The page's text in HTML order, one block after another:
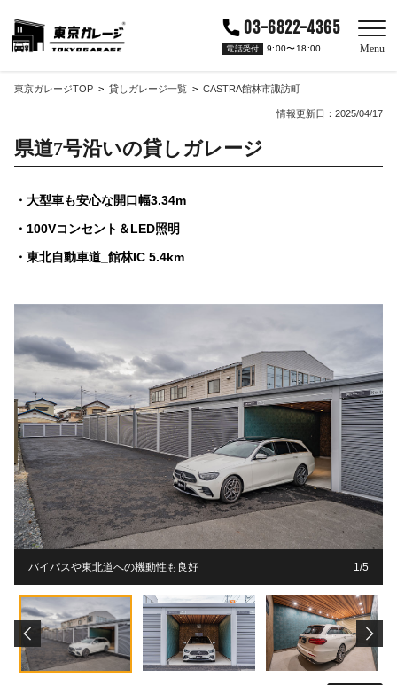
03-6822-4365
電話受付 9:00〜18:00 Menu
東京ガレージTOP 貸しガレージ一覧 CASTRA館林市諏訪町
情報更新日：2025/04/17
県道7号沿いの貸しガレージ
大型車も安心な開口幅3.34m
100Vコンセント＆LED照明
東北自動車道_館林IC 5.4km
バイパスや東北道への機動性も良好 1/5
1 5
1 5
1 5
1 5